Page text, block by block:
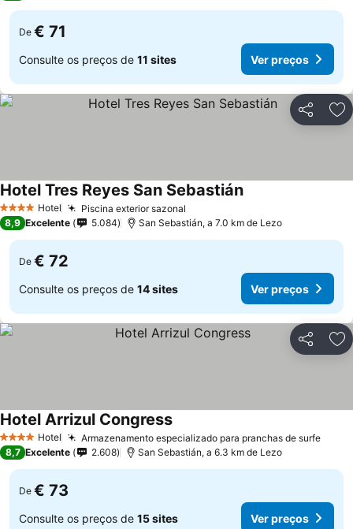
De € 71
Consulte os preços de 11 sites Ver preços
Partilhar
4 EstrelasHotel Piscina exterior sazonal
Hotel Tres Reyes San Sebastián
8,9 Excelente 5.084 San Sebastián, a 7.0 km de Lezo
De € 72
Consulte os preços de 14 sites Ver preços
Partilhar
4 EstrelasHotel Armazenamento especializado para pranchas de surfe
Hotel Arrizul Congress
8,7 Excelente 2.608 San Sebastián, a 6.3 km de Lezo
De € 73
Consulte os preços de 15 sites Ver preços